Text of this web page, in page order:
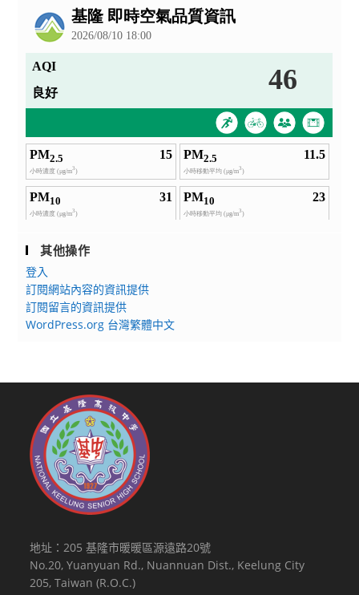
其他操作
登入
訂閱網站內容的資訊提供
訂閱留言的資訊提供
WordPress.org 台灣繁體中文
地址：205 基隆市暖暖區源遠路20號
No.20, Yuanyuan Rd., Nuannuan Dist., Keelung City
205, Taiwan (R.O.C.)